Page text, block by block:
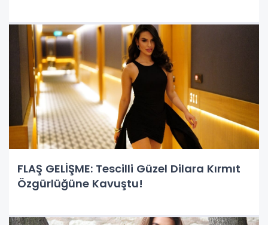
FLAŞ GELİŞME: Tescilli Güzel Dilara Kırmıt
Özgürlüğüne Kavuştu!